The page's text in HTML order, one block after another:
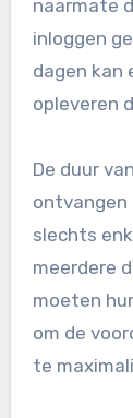
naarmate
inloggen
dagen kan
opleveren
De duur
ontvangen
slechts
meerdere
moeten
om de
te